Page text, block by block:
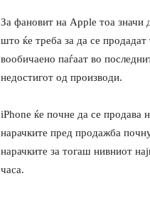
За фановит на Apple тоа значи
што ќе треба за да се
вообичаено паѓаат во
недостигот од производи.
iPhone ќе почне да се продава
нарачките пред продажба
нарачките за тогаш нивниот
часа.